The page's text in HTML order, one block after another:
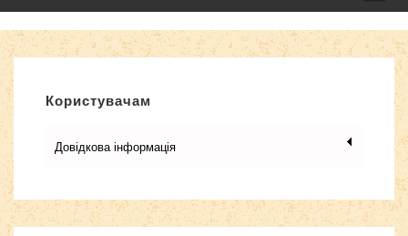
Користувачам
Довідкова інформація